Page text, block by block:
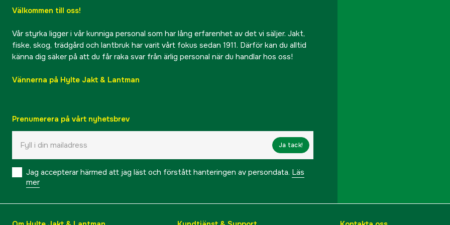
Välkommen till oss!
Vår styrka ligger i vår kunniga personal som har lång erfarenhet av det vi säljer. Jakt,
fiske, skog, trädgård och lantbruk har varit vårt fokus sedan 1911. Därför kan du alltid
känna dig säker på att du får raka svar från ärlig personal när du handlar hos oss!
Vännerna på Hylte Jakt & Lantman
Prenumerera på vårt nyhetsbrev
Ja tack!
Jag accepterar härmed att jag läst och förstått hanteringen av persondata. Läs
mer